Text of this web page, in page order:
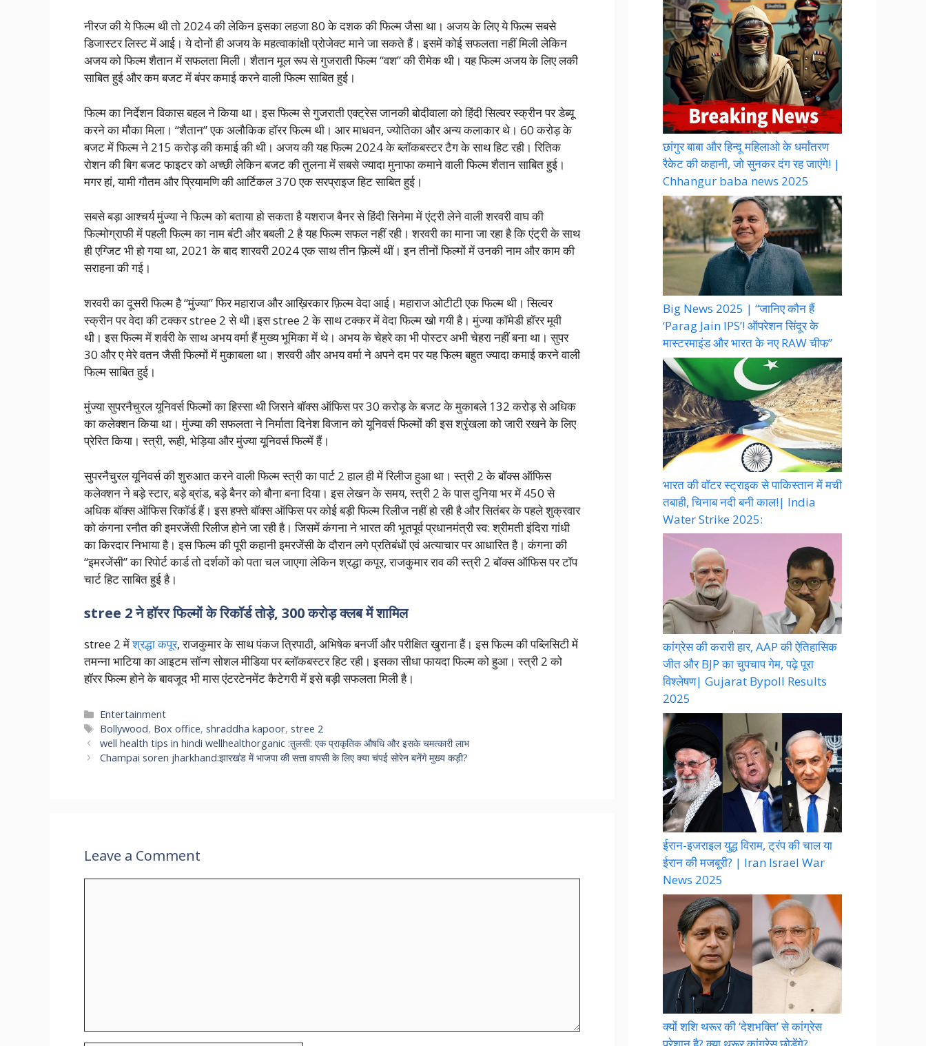
नीरज की ये फिल्म थी तो 2024 की लेकिन इसका लहजा 80 के दशक की फिल्म जैसा था। अजय के लिए ये फिल्म सबसे
डिजास्टर लिस्ट में आई। ये दोनों ही अजय के महत्वाकांक्षी प्रोजेक्ट माने जा सकते हैं। इसमें कोई सफलता नहीं मिली लेकिन
अजय को फिल्म शैतान में सफलता मिली। शैतान मूल रूप से गुजराती फिल्म “वश” की रीमेक थी। यह फिल्म अजय के लिए लकी
साबित हुई और कम बजट में बंपर कमाई करने वाली फिल्म साबित हुई।
फिल्म का निर्देशन विकास बहल ने किया था। इस फिल्म से गुजराती एक्ट्रेस जानकी बोदीवाला को हिंदी सिल्वर स्क्रीन पर डेब्यू
करने का मौका मिला। “शैतान” एक अलौकिक हॉरर फिल्म थी। आर माधवन, ज्योतिका और अन्य कलाकार थे। 60 करोड़ के
बजट में फिल्म ने 215 करोड़ की कमाई की थी। अजय की यह फिल्म 2024 के ब्लॉकबस्टर टैग के साथ हिट रही। रितिक
रोशन की बिग बजट फाइटर को अच्छी लेकिन बजट की तुलना में सबसे ज्यादा मुनाफा कमाने वाली फिल्म शैतान साबित हुई।
मगर हां, यामी गौतम और प्रियामणि की आर्टिकल 370 एक सरप्राइज हिट साबित हुई।
सबसे बड़ा आश्चर्य मुंज्या ने फिल्म को बताया हो सकता है यशराज बैनर से हिंदी सिनेमा में एंट्री लेने वाली शरवरी वाघ की
फिल्मोग्राफी में पहली फिल्म का नाम बंटी और बबली 2 है यह फिल्म सफल नहीं रही। शरवरी का माना जा रहा है कि एंट्री के साथ
ही एग्जिट भी हो गया था, 2021 के बाद शारवरी 2024 एक साथ तीन फ़िल्में थीं। इन तीनों फिल्मों में उनकी नाम और काम की
सराहना की गई।
शरवरी का दूसरी फिल्म है “मुंज्या” फिर महाराज और आख़िरकार फ़िल्म वेदा आई। महाराज ओटीटी एक फिल्म थी। सिल्वर
स्क्रीन पर वेदा की टक्कर stree 2 से थी।इस stree 2 के साथ टक्कर में वेदा फिल्म खो गयी है। मुंज्या कॉमेडी हॉरर मूवी
थी। इस फिल्म में शर्वरी के साथ अभय वर्मा हैं मुख्य भूमिका में थे। अभय के चेहरे का भी पोस्टर अभी चेहरा नहीं बना था। सुपर
30 और ए मेरे वतन जैसी फिल्मों में मुकाबला था। शरवरी और अभय वर्मा ने अपने दम पर यह फिल्म बहुत ज्यादा कमाई करने वाली
फिल्म साबित हुई।
मुंज्या सुपरनैचुरल यूनिवर्स फिल्मों का हिस्सा थी जिसने बॉक्स ऑफिस पर 30 करोड़ के बजट के मुकाबले 132 करोड़ से अधिक
का कलेक्शन किया था। मुंज्या की सफलता ने निर्माता दिनेश विजान को यूनिवर्स फिल्मों की इस श्रृंखला को जारी रखने के लिए
प्रेरित किया। स्त्री, रूही, भेड़िया और मुंज्या यूनिवर्स फिल्में हैं।
सुपरनैचुरल यूनिवर्स की शुरुआत करने वाली फिल्म स्त्री का पार्ट 2 हाल ही में रिलीज हुआ था। स्त्री 2 के बॉक्स ऑफिस
कलेक्शन ने बड़े स्टार, बड़े ब्रांड, बड़े बैनर को बौना बना दिया। इस लेखन के समय, स्त्री 2 के पास दुनिया भर में 450 से
अधिक बॉक्स ऑफिस रिकॉर्ड हैं। इस हफ्ते बॉक्स ऑफिस पर कोई बड़ी फिल्म रिलीज नहीं हो रही है और सितंबर के पहले शुक्रवार
को कंगना रनौत की इमरजेंसी रिलीज होने जा रही है। जिसमें कंगना ने भारत की भूतपूर्व प्रधानमंत्री स्व: श्रीमती इंदिरा गांधी
का किरदार निभाया है। इस फिल्म की पूरी कहानी इमरजेंसी के दौरान लगे प्रतिबंधों एवं अत्याचार पर आधारित है। कंगना की
“इमरजेंसी” का रिपोर्ट कार्ड तो दर्शकों को पता चल जाएगा लेकिन श्रद्धा कपूर, राजकुमार राव की स्त्री 2 बॉक्स ऑफिस पर टॉप
चार्ट हिट साबित हुई है।
stree 2 ने हॉरर फिल्मों के रिकॉर्ड तोड़े, 300 करोड़ क्लब में शामिल
stree 2 मेंश्रद्धा कपूर, राजकुमार के साथ पंकज त्रिपाठी, अभिषेक बनर्जी और परीक्षित खुराना हैं। इस फिल्म की पब्लिसिटी में
तमन्ना भाटिया का आइटम सॉन्ग सोशल मीडिया पर ब्लॉकबस्टर हिट रही। इसका सीधा फायदा फिल्म को हुआ। स्त्री 2 को
हॉरर फिल्म होने के बावजूद भी मास एंटरटेनमेंट कैटेगरी में इसे बड़ी सफलता मिली है।
Categories
Entertainment
Tags
Bollywood, Box office,shraddha kapoor,stree 2
well health tips in hindi wellhealthorganic :तुलसी: एक प्राकृतिक औषधि और इसके चमत्कारी लाभ
Champai soren jharkhand:झारखंड में भाजपा की सत्ता वापसी के लिए क्या चंपई सोरेन बनेंगे मुख्य कड़ी?
Leave a Comment
छांगुर बाबा और हिन्दू महिलाओ के धर्मांतरण
रैकेट की कहानी, जो सुनकर दंग रह जाएंगे! |
Chhangur baba news 2025
Big News 2025 | “जानिए कौन हैं
‘Parag Jain IPS’! ऑपरेशन सिंदूर के
मास्टरमाइंड और भारत के नए RAW चीफ”
भारत की वॉटर स्ट्राइक से पाकिस्तान में मची
तबाही, चिनाब नदी बनी काल!| India
Water Strike 2025:
कांग्रेस की करारी हार, AAP की ऐतिहासिक
जीत और BJP का चुपचाप गेम, पढ़े पूरा
विश्लेषण| Gujarat Bypoll Results
2025
ईरान-इजराइल युद्ध विराम, ट्रंप की चाल या
ईरान की मजबूरी? | Iran Israel War
News 2025
क्यों शशि थरूर की ‘देशभक्ति’ से कांग्रेस